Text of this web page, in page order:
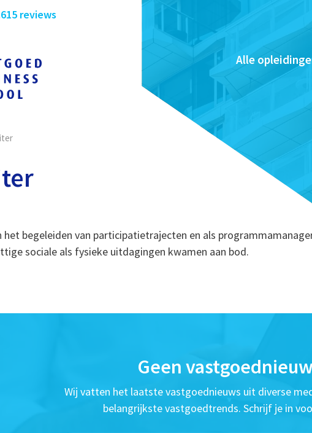
reviews
Alle
het begeleiden van participatietrajecten en als
sociale als fysieke uitdagingen kwamen aan bod.
Geen
Wij vatten het laatste vastgoednieuws uit diverse
belangrijkste vastgoedtrends. Schrijf je in